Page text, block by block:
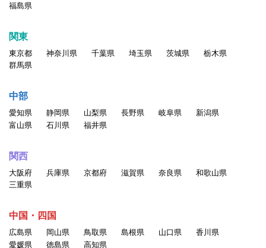
福島県
関東
東京都 神奈川県 千葉県 埼玉県 茨城県
栃木県
群馬県
中部
愛知県 静岡県 山梨県 長野県 岐阜県
新潟県
富山県
石川県 福井県
関西
大阪府 兵庫県 京都府 滋賀県 奈良県
和歌山県
三重県
中国・四国
広島県 岡山県 鳥取県 島根県 山口県
香川県
愛媛県
徳島県 高知県